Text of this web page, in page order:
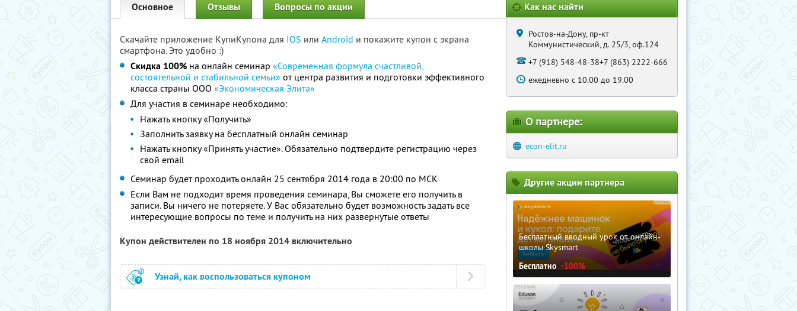
Основное Отзывы Вопросы по акции
Скачайте приложение КупиКупона для IOS или Android и покажите купон с экрана
смартфона. Это удобно :)
Скидка 100% на онлайн семинар «Современная формула счастливой,
состоятельной и стабильной семьи» от центра развития и подготовки эффективного
класса страны ООО «Экономическая Элита»
Для участия в семинаре необходимо:
Нажать кнопку «Получить»
Заполнить заявку на бесплатный онлайн семинар
Нажать кнопку «Принять участие». Обязательно подтвердите регистрацию через
свой email
Семинар будет проходить онлайн 25 сентября 2014 года в 20:00 по МСК
Если Вам не подходит время проведения семинара, Вы сможете его получить в
записи. Вы ничего не потеряете. У Вас обязательно будет возможность задать все
интересующие вопросы по теме и получить на них развернутые ответы
Купон действителен по 18 ноября 2014 включительно
Узнай, как воспользоваться купоном
Как нас найти
Ростов-на-Дону, пр-кт
Коммунистический, д. 25/3, оф.124
+7 (918) 548-48-38+7 (863) 2222-666
ежедневно с 10.00 до 19.00
О партнере:
econ-elit.ru
Другие акции партнера
Бесплатный вводный урок от онлайн-
школы Skysmart
Бесплатно -100%